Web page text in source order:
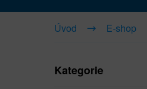
Úvod E-shop
Kategorie